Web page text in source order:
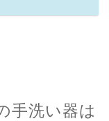
手洗い器は